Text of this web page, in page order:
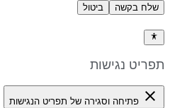
שלח בקשה ביטול
נגישות
close פתיחה וסגירה של תפריט הנגישות